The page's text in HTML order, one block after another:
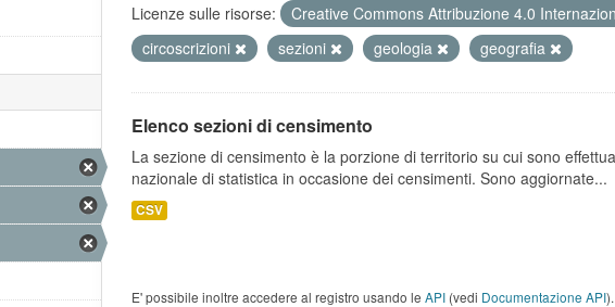
Licenze sulle risorse:
Creative Commons Attribuzione 4.0
circoscrizioni
sezioni geologia geografia
Elenco sezioni di censimento
La sezione di censimento è la porzione di territorio su cui sono
nazionale di statistica in occasione dei censimenti. Sono aggiornate...
CSV
E' possibile inoltre accedere al registro usando le API (vedi Documentazione API).